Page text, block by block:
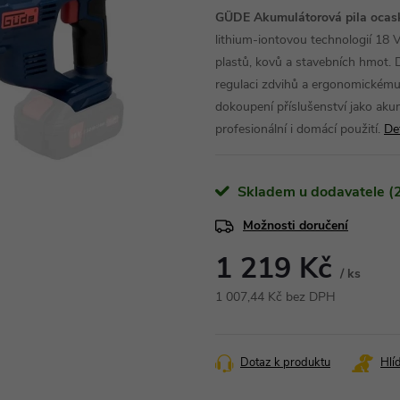
GÜDE Akumulátorová pila
lithium-iontovou technologií 18
plastů, kovů a stavebních hmot.
regulaci zdvihů a
dokoupení příslušenství jako
profesionální i domácí použití.
Skladem u dodavatele
Možnosti doručení
1 219 Kč / ks
1 007,44 Kč bez DPH
Dotaz k produktu